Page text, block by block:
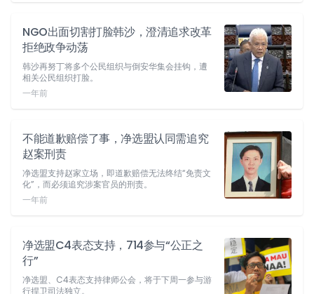
NGO出面切割打脸韩沙，澄清追求改革
拒绝政争动荡
韩沙再努丁将多个公民组织与倒安华集会挂钩，遭
相关公民组织打脸。
一年前
不能道歉赔偿了事，净选盟认同需追究
赵案刑责
净选盟支持赵家立场，即道歉赔偿无法终结“免责文
化”，而必须追究涉案官员的刑责。
一年前
净选盟C4表态支持，714参与“公正之
行”
净选盟、C4表态支持律师公会，将于下周一参与游
行捍卫司法独立。